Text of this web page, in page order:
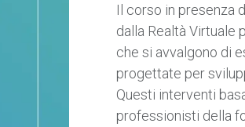
Il corso in presenza
dalla Realtà Virtuale
che si avvalgono di
progettate per
Questi interventi
professionisti della